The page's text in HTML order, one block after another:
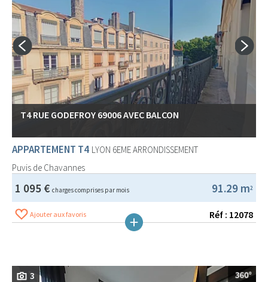
T4 RUE GODEFROY 69006 AVEC BALCON
APPARTEMENT T4 LYON 6EME ARRONDISSEMENT
Puvis de Chavannes
91.29 m2
1 095 € charges comprises par mois
Ajouter aux favoris Réf : 12078
3